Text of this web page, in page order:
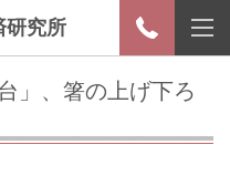
研究所
」、箸の上げ下ろ